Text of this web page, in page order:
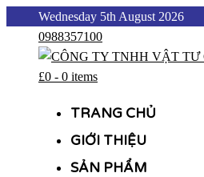
content
Wednesday 5th August 2026
0988357100
£0 - 0 items
TRANG CHỦ
GIỚI THIỆU
SẢN PHẨM